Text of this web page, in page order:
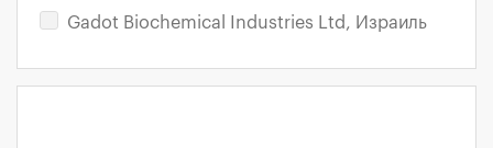
Gadot Biochemical Industries Ltd, Израиль